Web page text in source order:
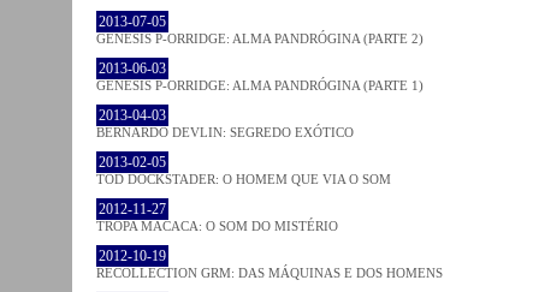
2013-07-05
GENESIS P-ORRIDGE: ALMA PANDRÓGINA (PARTE 2)
2013-06-03
GENESIS P-ORRIDGE: ALMA PANDRÓGINA (PARTE 1)
2013-04-03
BERNARDO DEVLIN: SEGREDO EXÓTICO
2013-02-05
TOD DOCKSTADER: O HOMEM QUE VIA O SOM
2012-11-27
TROPA MACACA: O SOM DO MISTÉRIO
2012-10-19
RECOLLECTION GRM: DAS MÁQUINAS E DOS HOMENS